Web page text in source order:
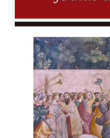
FE CATÓLICA
COMUNITARIOS
CAMPUS
COLABORA